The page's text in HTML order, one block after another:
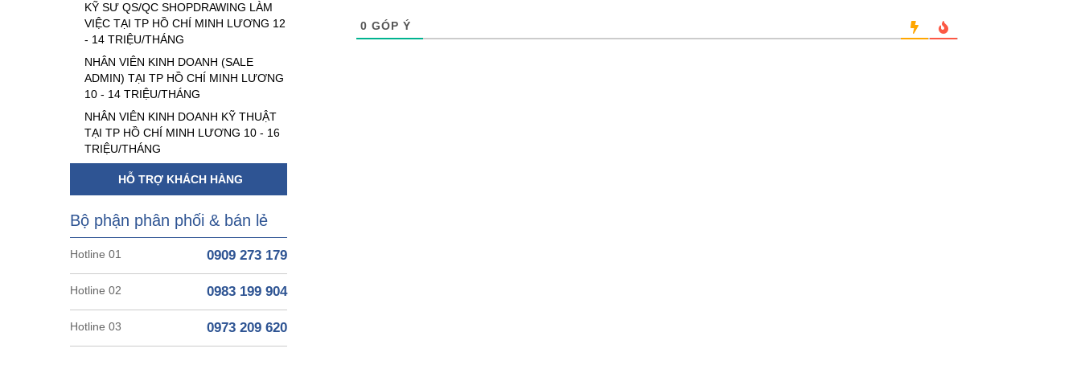
KỸ SƯ QS/QC SHOPDRAWING LÀM
VIỆC TẠI TP HỒ CHÍ MINH LƯƠNG 12
- 14 TRIỆU/THÁNG
NHÂN VIÊN KINH DOANH (SALE
ADMIN) TẠI TP HỒ CHÍ MINH LƯƠNG
10 - 14 TRIỆU/THÁNG
NHÂN VIÊN KINH DOANH KỸ THUẬT
TẠI TP HỒ CHÍ MINH LƯƠNG 10 - 16
TRIỆU/THÁNG
HỖ TRỢ KHÁCH HÀNG
Bộ phận phân phối & bán lẻ
Hotline 01 0909 273 179
Hotline 02 0983 199 904
Hotline 03 0973 209 620
0 GÓP Ý